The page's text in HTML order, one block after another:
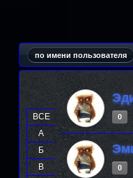
по имени пользователя
ВСЕ
А
Б
В
0
0